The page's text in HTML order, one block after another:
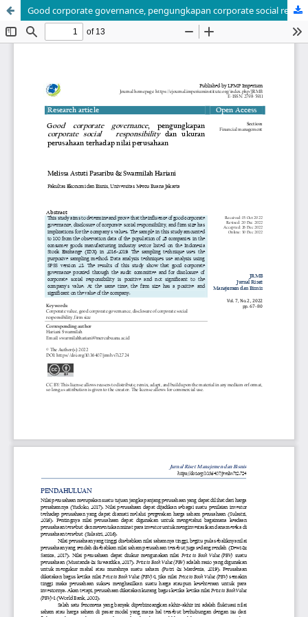
Good corporate governance, pengungkapan corporate social responsibility dan ukuran perusahaan terhadap nilai perusahaan